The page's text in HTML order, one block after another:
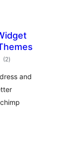
(2укупних
оцена
)
and